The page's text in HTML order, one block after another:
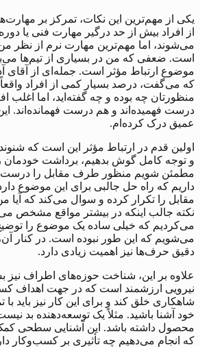
یکی از مهم‌ترین این نکات، تمرکز بر
از افراد بیش از حد درگیر مهارت فنی یا
می‌شوند، اما مهم‌ترین مهارت نرم از نظر
است. ضعفی که من در بسیاری از تیم‌ها
موضوع ارتباط مؤثر است. جمله‌ای از
که می‌گفت، درصد بسیار کمی از افراد
منظورتان چه بوده و چه گفته‌اید، اما اغلب
درست فهمیده‌اند و هم درست فهمانده‌اند.
عمیق درک کرده‌ام.
اولین قدم در ارتباط مؤثر این است که
و توجه کامل گوش بدهیم، برداشت خودمان
مطمئن شویم منظور طرف مقابل را درست
داریم که راه حل جالبی برای این موضوع
مقابل را تکرار کرده و سوال می‌کند که
نکته جالب اینکه در بیشتر مواقع مشخص
می‌کردیم که خیلی ساده یک موضوع را توضیح
می‌شویم که این طور نبوده است. در کنار
دقیق حرف‌ها نیز اهمیت زیادی دارد.
علاوه بر این، شناخت حوزه‌های اطراف نیز
نیرویی ارزشمند است که در جهت اهداف
شاهکاری خلق کند و برای این کار نیز باید
خود آشنا باشید. مثلاً یک توسعه‌دهنده بد
محصول داشته باشد. این آشنایی سطحی
که انجام می‌دهیم چه تأثیری بر کسب‌وکار